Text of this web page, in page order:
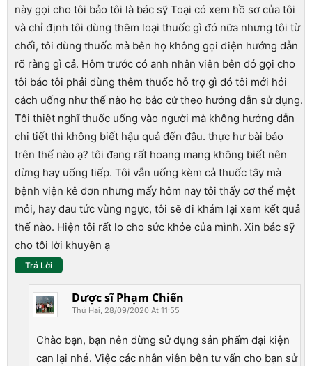
này gọi cho tôi bảo tôi là bác sỹ Toại có xem hồ sơ của tôi
và chỉ định tôi dùng thêm loại thuốc gì đó nữa nhưng tôi từ
chối, tôi dùng thuốc mà bên họ không gọi điện hướng dẫn
rõ ràng gì cả. Hôm trước có anh nhân viên bên đó gọi cho
tôi báo tôi phải dùng thêm thuốc hỗ trợ gì đó tôi mới hỏi
cách uống như thế nào họ bảo cứ theo hướng dẫn sử dụng.
Tôi thiêt nghĩ thuốc uống vào người mà không hướng dẫn
chi tiết thì không biết hậu quả đến đâu. thực hư bài báo
trên thế nào ạ? tôi đang rất hoang mang không biết nên
dừng hay uống tiếp. Tôi vẫn uống kèm cả thuốc tây mà
bệnh viện kê đơn nhưng mấy hôm nay tôi thấy cơ thể mệt
mỏi, hay đau tức vùng ngực, tôi sẽ đi khám lại xem kết quả
thế nào. Hiện tôi rất lo cho sức khỏe của mình. Xin bác sỹ
cho tôi lời khuyên ạ
Trả Lời
Dược sĩ Phạm Chiến
Thứ Hai, 28/09/2020 At 11:55
Chào bạn, bạn nên dừng sử dụng sản phẩm đại kiện
can lại nhé. Việc các nhân viên bên tư vấn cho bạn sử